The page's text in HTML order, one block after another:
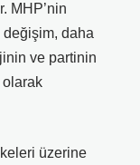
MHP’nin
değişim, daha
ve partinin
üzerine